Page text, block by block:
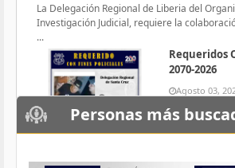
La Delegación Regional de Liberia del
Investigación Judicial, requiere la
...
Requeridos
2070-2026
Agosto 03,
Persona
La
Personas más